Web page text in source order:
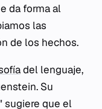
da forma al
las
de los hechos.
del lenguaje,
Su
sugiere que el